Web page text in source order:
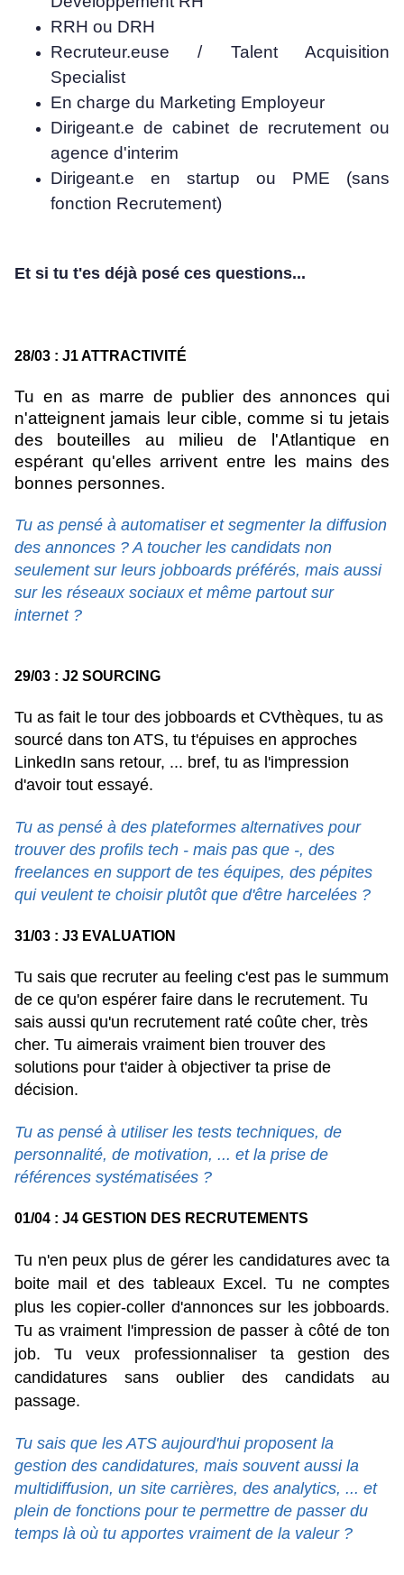
RRH ou DRH
Recruteur.euse / Talent Acquisition
Specialist
En charge du Marketing Employeur
Dirigeant.e de cabinet de recrutement ou
agence d'interim
Dirigeant.e en startup ou PME (sans
fonction Recrutement)
Et si tu t'es déjà posé ces questions...
28/03 : J1 ATTRACTIVITÉ
Tu en as marre de publier des annonces qui
n'atteignent jamais leur cible, comme si tu jetais
des bouteilles au milieu de l'Atlantique en
espérant qu'elles arrivent entre les mains des
bonnes personnes.
Tu as pensé à automatiser et segmenter la diffusion
des annonces ? A toucher les candidats non
seulement sur leurs jobboards préférés, mais aussi
sur les réseaux sociaux et même partout sur
internet ?
29/03 : J2 SOURCING
Tu as fait le tour des jobboards et CVthèques, tu as
sourcé dans ton ATS, tu t'épuises en approches
LinkedIn sans retour, ... bref, tu as l'impression
d'avoir tout essayé.
Tu as pensé à des plateformes alternatives pour
trouver des profils tech - mais pas que -, des
freelances en support de tes équipes, des pépites
qui veulent te choisir plutôt que d'être harcelées ?
31/03 : J3 EVALUATION
Tu sais que recruter au feeling c'est pas le summum
de ce qu'on espérer faire dans le recrutement. Tu
sais aussi qu'un recrutement raté coûte cher, très
cher. Tu aimerais vraiment bien trouver des
solutions pour t'aider à objectiver ta prise de
décision.
Tu as pensé à utiliser les tests techniques, de
personnalité, de motivation, ... et la prise de
références systématisées ?
01/04 : J4 GESTION DES RECRUTEMENTS
Tu n'en peux plus de gérer les candidatures avec ta
boite mail et des tableaux Excel. Tu ne comptes
plus les copier-coller d'annonces sur les jobboards.
Tu as vraiment l'impression de passer à côté de ton
job. Tu veux professionnaliser ta gestion des
candidatures sans oublier des candidats au
passage.
Tu sais que les ATS aujourd'hui proposent la
gestion des candidatures, mais souvent aussi la
multidiffusion, un site carrières, des analytics, ... et
plein de fonctions pour te permettre de passer du
temps là où tu apportes vraiment de la valeur ?